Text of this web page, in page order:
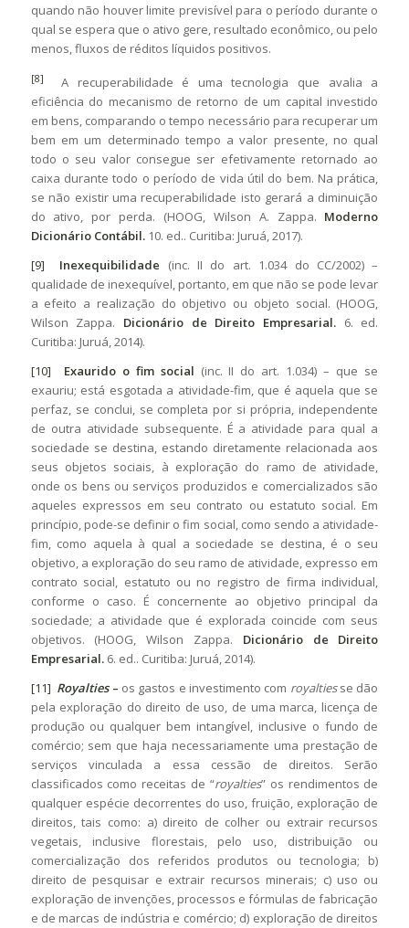
quando não houver limite previsível para o período durante o
qual se espera que o ativo gere, resultado econômico, ou pelo
menos, fluxos de réditos líquidos positivos.
[8]
A recuperabilidade é uma tecnologia que avalia a
eficiência do mecanismo de retorno de um capital investido
em bens, comparando o tempo necessário para recuperar um
bem em um determinado tempo a valor presente, no qual
todo o seu valor consegue ser efetivamente retornado ao
caixa durante todo o período de vida útil do bem. Na prática,
se não existir uma recuperabilidade isto gerará a diminuição
do ativo, por perda. (HOOG, Wilson A. Zappa. Moderno
Dicionário Contábil.10. ed.. Curitiba: Juruá, 2017).
[9]
Inexequibilidade (inc. II do art. 1.034 do CC/2002) –
qualidade de inexequível, portanto, em que não se pode levar
a efeito a realização do objetivo ou objeto social. (HOOG,
Wilson Zappa. Dicionário de Direito Empresarial. 6. ed.
Curitiba: Juruá, 2014).
[10]
Exaurido o fim social (inc. II do art. 1.034) – que se
exauriu; está esgotada a atividade-fim, que é aquela que se
perfaz, se conclui, se completa por si própria, independente
de outra atividade subsequente. É a atividade para qual a
sociedade se destina, estando diretamente relacionada aos
seus objetos sociais, à exploração do ramo de atividade,
onde os bens ou serviços produzidos e comercializados são
aqueles expressos em seu contrato ou estatuto social. Em
princípio, pode-se definir o fim social, como sendo a atividade-
fim, como aquela à qual a sociedade se destina, é o seu
objetivo, a exploração do seu ramo de atividade, expresso em
contrato social, estatuto ou no registro de firma individual,
conforme o caso. É concernente ao objetivo principal da
sociedade; a atividade que é explorada coincide com seus
objetivos. (HOOG, Wilson Zappa. Dicionário de Direito
Empresarial.6. ed.. Curitiba: Juruá, 2014).
[11] Royalties– os gastos e investimento com royaltiesse dão
pela exploração do direito de uso, de uma marca, licença de
produção ou qualquer bem intangível, inclusive o fundo de
comércio; sem que haja necessariamente uma prestação de
serviços vinculada a essa cessão de direitos. Serão
classificados como receitas de “royalties” os rendimentos de
qualquer espécie decorrentes do uso, fruição, exploração de
direitos, tais como: a) direito de colher ou extrair recursos
vegetais, inclusive florestais, pelo uso, distribuição ou
comercialização dos referidos produtos ou tecnologia; b)
direito de pesquisar e extrair recursos minerais; c) uso ou
exploração de invenções, processos e fórmulas de fabricação
e de marcas de indústria e comércio; d) exploração de direitos